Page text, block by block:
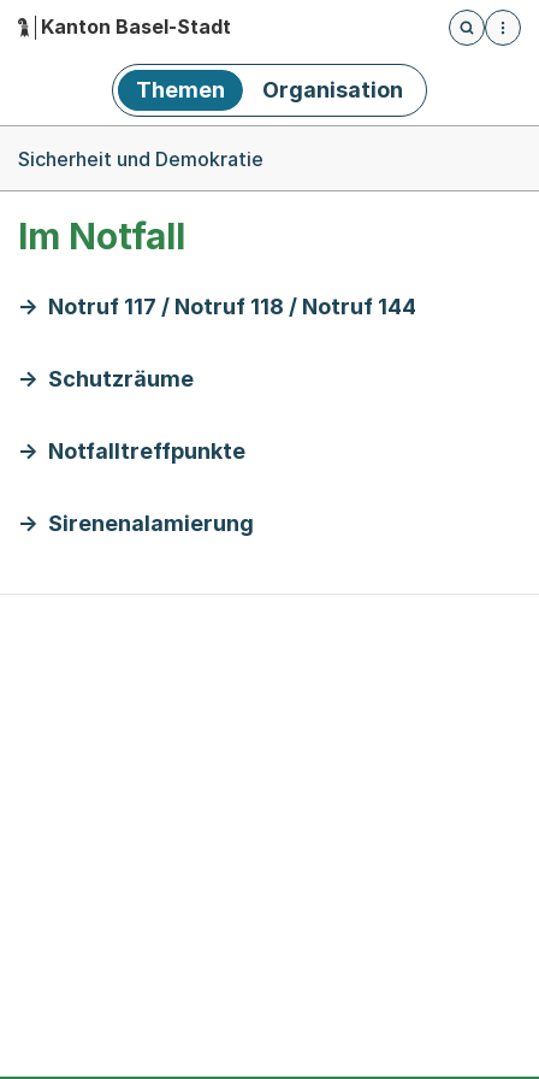
Hauptnavigation
Kanton Basel-Stadt
Öffnet
Themen Organisation
Sicherheit und Demokratie
Im Notfall
Notruf 117 / Notruf 118 / Notruf 144
Schutzräume
Notfalltreffpunkte
Sirenenalamierung